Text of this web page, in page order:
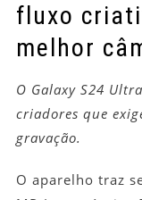
fluxo
melhor
O Galaxy S24
criadores que
gravação.
O aparelho traz